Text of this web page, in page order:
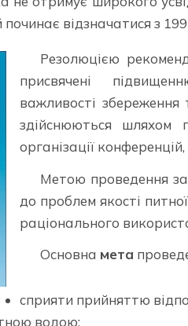
відзначатися з
Резолюцією
присвячені
важливості
здійснюються шляхом
організації
Метою проведення
до проблем якості
раціонального
Основна мета
сприяти прийняттю
водою;